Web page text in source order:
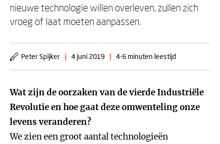
nieuwe technologie willen overleven, zullen zich
vroeg of laat moeten aanpassen.
Peter Spijker | 4 juni 2019 | 4-6 minuten leestijd
Wat zijn de oorzaken van de vierde Industriële
Revolutie en hoe gaat deze omwenteling onze
levens veranderen?
We zien een groot aantal technologieën